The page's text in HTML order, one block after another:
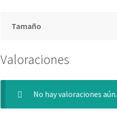
Tamaño
Valoraciones
No hay valoraciones aún.